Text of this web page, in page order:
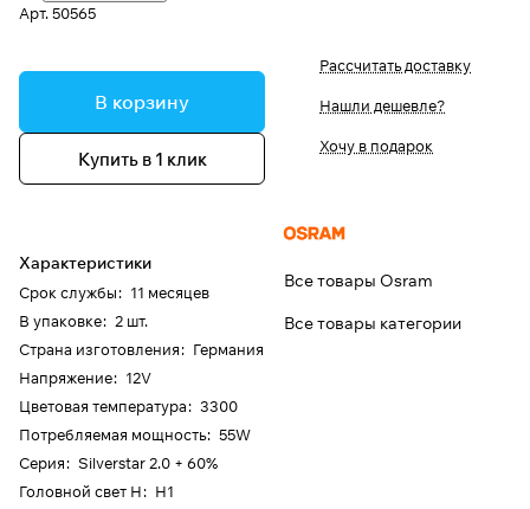
Арт.50565
В корзину
Купить в 1 клик
Характеристики
Срок службы: 11 месяцев
В упаковке: 2 шт.
Страна изготовления: Германия
Напряжение: 12V
Цветовая температура: 3300
Потребляемая мощность: 55W
Серия: Silverstar 2.0 + 60%
Головной свет H: H1
Рассчитать доставку
Нашли дешевле?
Хочу в подарок
Все товары Osram
Все товары категории